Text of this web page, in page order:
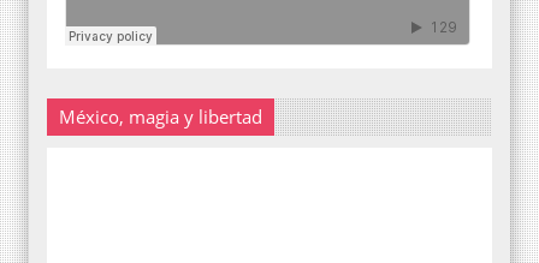
México, magia y libertad